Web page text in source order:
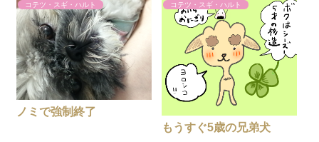
コテツ・スギ・ハルト
ノミで強制終了
コテツ・スギ・ハルト
もうすぐ5歳の兄弟犬